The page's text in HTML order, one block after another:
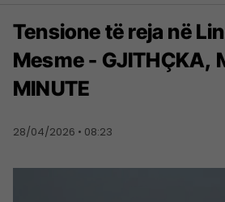
Tensione të reja në
Mesme - GJITHÇKA,
MINUTE
28/04/2026 • 08:23